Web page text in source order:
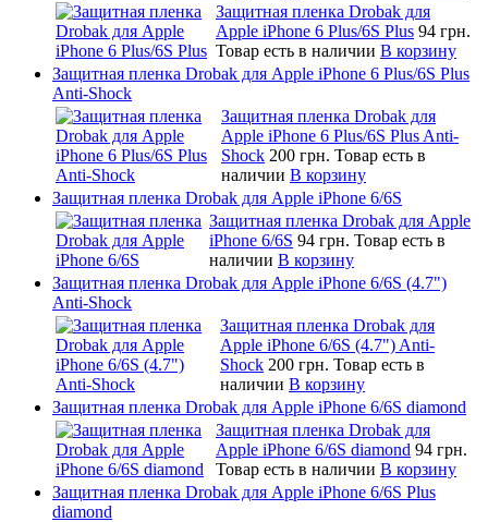
Защитная пленка Drobak для
Apple iPhone 6 Plus/6S Plus 94 грн.
Товар есть в наличии В корзину
Защитная пленка Drobak для Apple iPhone 6 Plus/6S Plus
Anti-Shock
Защитная пленка Drobak для
Apple iPhone 6 Plus/6S Plus Anti-
Shock 200 грн. Товар есть в
наличии В корзину
Защитная пленка Drobak для Apple iPhone 6/6S
Защитная пленка Drobak для Apple
iPhone 6/6S 94 грн. Товар есть в
наличии В корзину
Защитная пленка Drobak для Apple iPhone 6/6S (4.7")
Anti-Shock
Защитная пленка Drobak для
Apple iPhone 6/6S (4.7") Anti-
Shock 200 грн. Товар есть в
наличии В корзину
Защитная пленка Drobak для Apple iPhone 6/6S diamond
Защитная пленка Drobak для
Apple iPhone 6/6S diamond 94 грн.
Товар есть в наличии В корзину
Защитная пленка Drobak для Apple iPhone 6/6S Plus
diamond